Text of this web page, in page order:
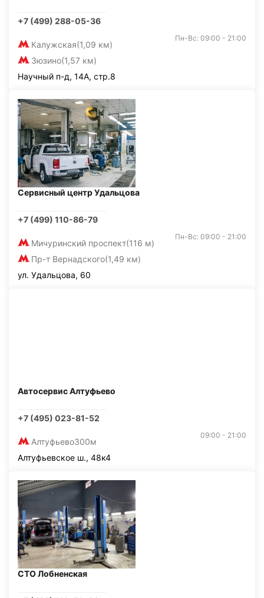
+7 (499) 288-05-36
Калужская(1,09 км)
Зюзино(1,57 км)
Пн-Вс: 09:00 - 21:00
Научный п-д, 14А, стр.8
Сервисный центр Удальцова
+7 (499) 110-86-79
Мичуринский проспект(116 м)
Пр-т Вернадского(1,49 км)
Пн-Вс: 09:00 - 21:00
ул. Удальцова, 60
Автосервис Алтуфьево
+7 (495) 023-81-52
Алтуфьево300м
09:00 - 21:00
Алтуфьевское ш., 48к4
СТО Лобненская